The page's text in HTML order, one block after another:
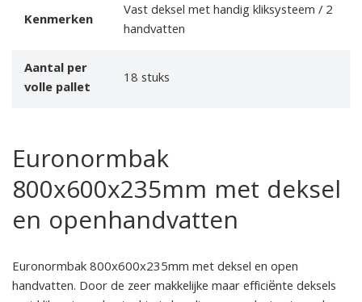
Kenmerken
Vast deksel met handig kliksysteem / 2
handvatten
Aantal per
volle pallet
18 stuks
Euronormbak
800x600x235mm met deksel
en openhandvatten
Euronormbak 800x600x235mm met deksel en open
handvatten. Door de zeer makkelijke maar efficiënte deksels